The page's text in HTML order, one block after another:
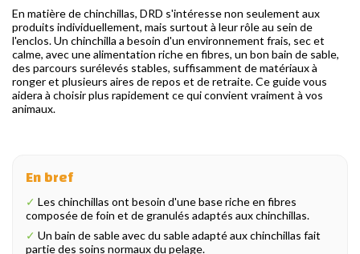
En matière de chinchillas, DRD s'intéresse non seulement aux
produits individuellement, mais surtout à leur rôle au sein de
l'enclos. Un chinchilla a besoin d'un environnement frais, sec et
calme, avec une alimentation riche en fibres, un bon bain de sable,
des parcours surélevés stables, suffisamment de matériaux à
ronger et plusieurs aires de repos et de retraite. Ce guide vous
aidera à choisir plus rapidement ce qui convient vraiment à vos
animaux.
En bref
✓ Les chinchillas ont besoin d'une base riche en fibres
composée de foin et de granulés adaptés aux chinchillas.
✓ Un bain de sable avec du sable adapté aux chinchillas fait
partie des soins normaux du pelage.